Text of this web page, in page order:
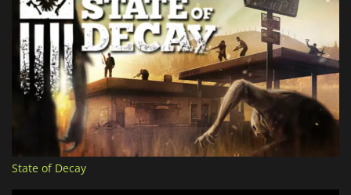
State of Decay